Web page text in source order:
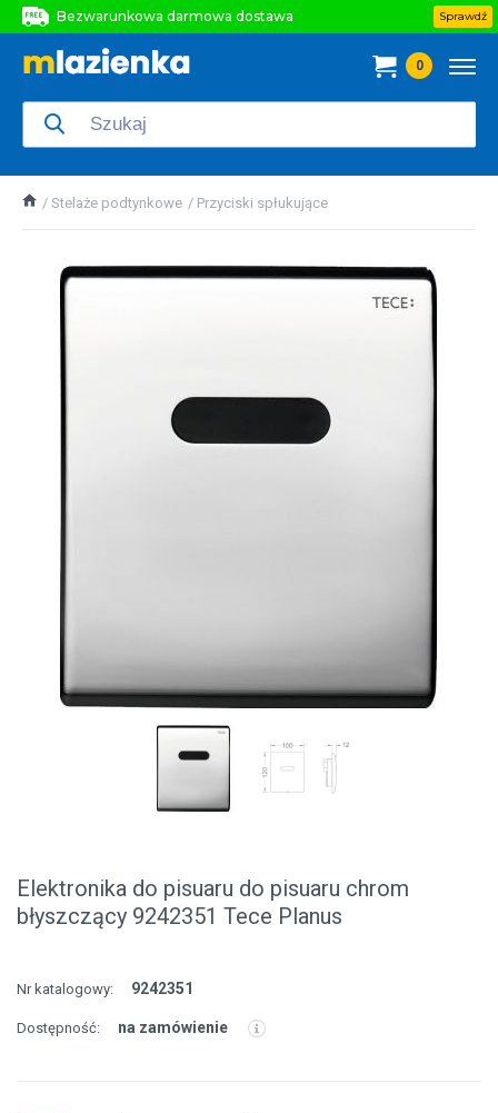
Bezwarunkowa darmowa dostawa
Bezwarunkowa darmowa dostawa
Sprawdź
0
Stelaże podtynkowe Przyciski spłukujące
Elektronika do pisuaru do pisuaru chrom
błyszczący 9242351 Tece Planus
Nr katalogowy: 9242351
Dostępność: na zamówienie